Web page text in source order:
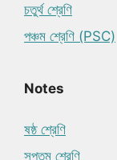
চতুর্থ শ্রেণি
পঞ্চম শ্রেণি (PSC)
Notes
ষষ্ঠ শ্রেণি
সপ্তম শ্রেণি